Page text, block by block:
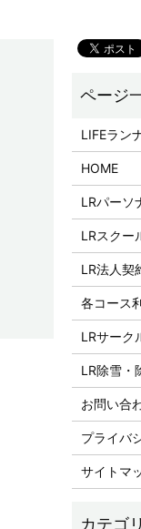
LIFEラン
HOME
LRパーソ
LRスクー
LR法人契
各コース
LRサーク
LR除雪・
お問い合
プライバ
サイトマ